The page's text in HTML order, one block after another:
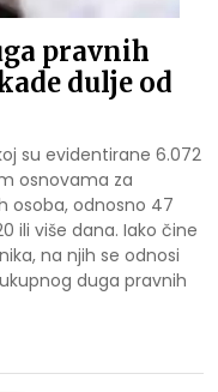
pravnih
dulje od
su evidentirane 6.072
osnovama za
osoba, odnosno 47
ili više dana. Iako čine
na njih se odnosi
duga pravnih